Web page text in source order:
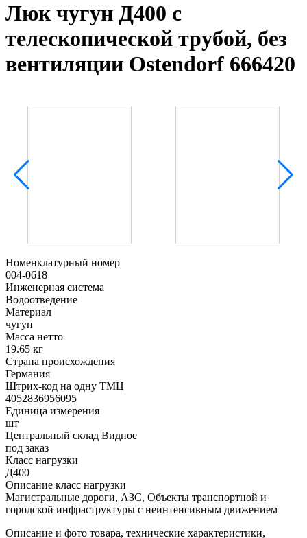
Люк чугун Д400 с
телескопической трубой, без
вентиляции Ostendorf 666420
Номенклатурный номер
004-0618
Инженерная система
Водоотведение
Материал
чугун
Масса нетто
19.65 кг
Страна происхождения
Германия
Штрих-код на одну ТМЦ
4052836956095
Единица измерения
шт
Центральный склад Видное
под заказ
Класс нагрузки
Д400
Описание класс нагрузки
Магистральные дороги, АЗС, Объекты транспортной и
городской инфраструктуры с неинтенсивным движением
Описание и фото товара, технические характеристики,